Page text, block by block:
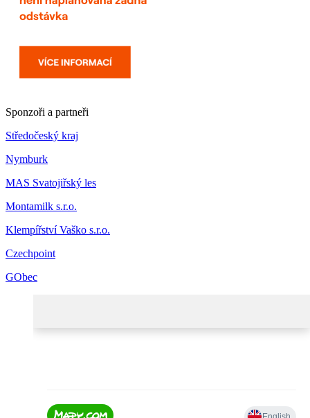
Sponzoři a partneři
Středočeský kraj
Nymburk
MAS Svatojiřský les
Montamilk s.r.o.
Klempířství Vaško s.r.o.
Czechpoint
GObec